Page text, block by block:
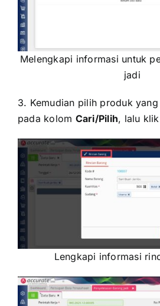
Melengkapi informasi untuk
jadi
3. Kemudian pilih produk
pada kolom Cari/Pilih, lalu klik
Lengkapi informasi